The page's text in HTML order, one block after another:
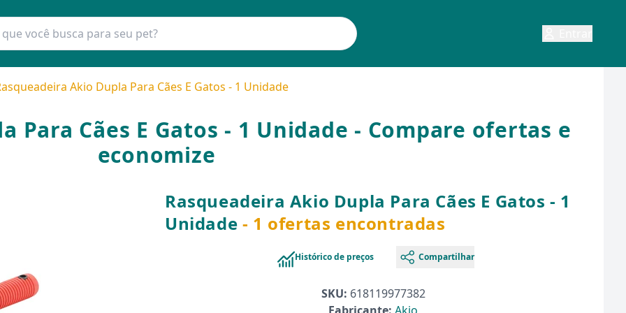
Akio Dupla Para Cães E Gatos - 1 Unidade
Para Cães E Gatos - 1 Unidade - Compare ofertas e
economize
Rasqueadeira Akio Dupla Para Cães E Gatos - 1
Unidade - 1 ofertas encontradas
Histórico de preços Compartilhar
SKU: 618119977382